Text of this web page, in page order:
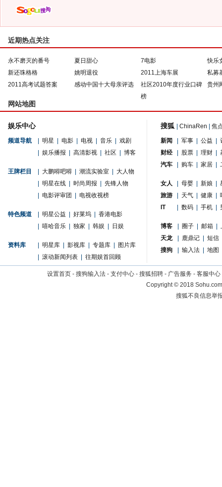
近期热点关注
永不磨灭的番号 夏日甜心 7电影
快乐
新还珠格格
姚明退役 2011上海车展
私募
2011高考试题答案
感动中国十大母亲评选
社区2010年度行业口碑
榜
贵州
网站地图
娱乐中心
频道导航 明星 电影 电视 音乐
戏剧
娱乐播报 高清影视 社区 博客
王牌栏目 大鹏嘚吧嘚 潮流实验室
大人物
明星在线 时尚周报
先锋人物
电影评审团 电视收视榜
特色频道 明星公益 好莱坞
香港电影
嘻哈音乐 独家 韩娱 日娱
资料库 明星库 影视库 专题库
图片库
滚动新闻列表 往期娱首回顾
搜狐 ChinaRen 焦
新闻 军事 公益
财经
股票 理财
汽车
购车 家居
女人 母婴 新娘
旅游
天气 健康
IT
数码 手机
博客 圈子 邮箱
天龙
鹿鼎记
短信
搜狗
输入法 地图
设置首页 - 搜狗输入法 - 支付中心 - 搜狐招聘 - 广告服务 - 客服中心
Copyright©2018
搜狐不良信息举